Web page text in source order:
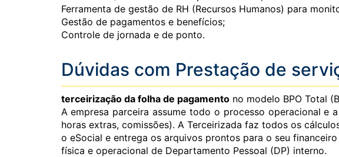
Ferramenta de gestão de RH (Recursos Humanos) para
Gestão de pagamentos e benefícios;
Controle de jornada e de ponto.
Dúvidas com Prestação de
terceirização da folha de pagamentono modelo BPO Total
A empresa parceira assume todo o processo operacional e
horas extras, comissões). A Terceirizada faz todos os
o eSocial e entrega os arquivos prontos para o seu
física e operacional de Departamento Pessoal (DP) interno.